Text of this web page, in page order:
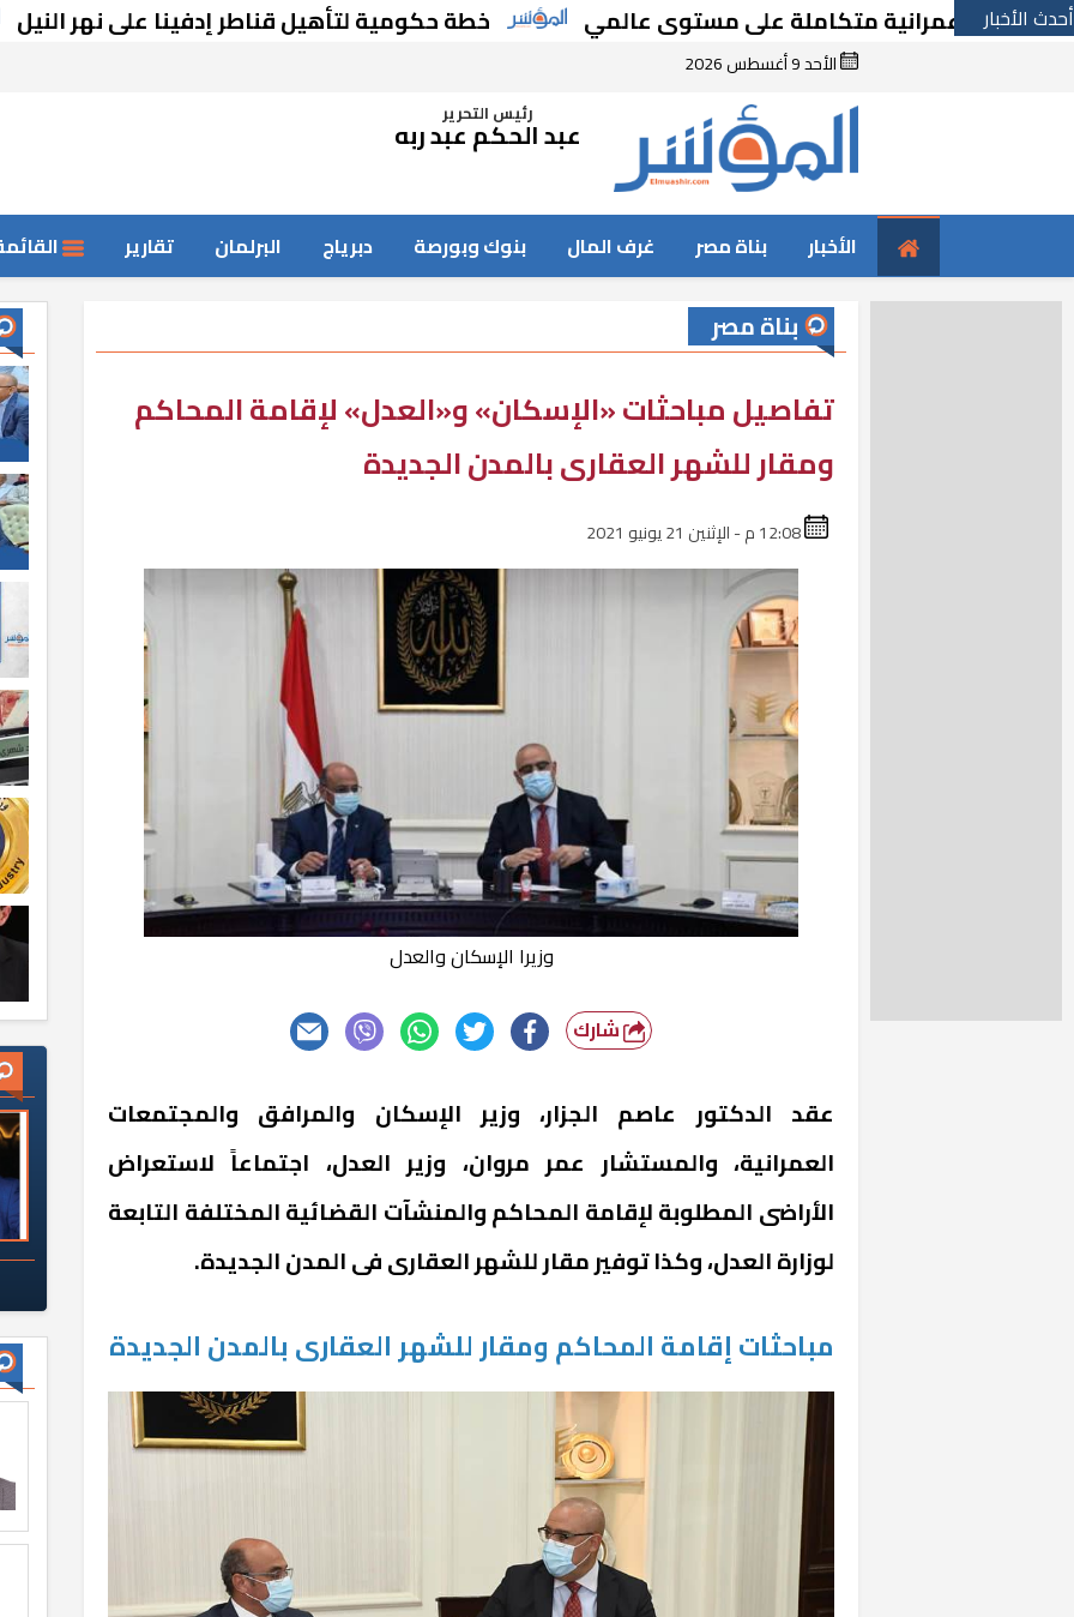
أحدث الأخبار
عمرانية متكاملة على مستوى عالمي خطة حكومية لتأهيل قناطر إدفينا على نهر النيل
الأحد 9 أغسطس 2026
رئيس التحرير
عبد الحكم عبد ربه
الأخبار بناة مصر غرف المال بنوك وبورصة دبرياج البرلمان تقارير
بناة مصر
تفاصيل مباحثات «الإسكان» و«العدل» لإقامة المحاكم
ومقار للشهر العقارى بالمدن الجديدة
وزيرا الإسكان والعدل
شارك
عقد الدكتور عاصم الجزار، وزير الإسكان والمرافق والمجتمعات
العمرانية، والمستشار عمر مروان، وزير العدل، اجتماعاً لاستعراض
الأراضى المطلوبة لإقامة المحاكم والمنشآت القضائية المختلفة التابعة
لوزارة العدل، وكذا توفير مقار للشهر العقارى فى المدن الجديدة.
مباحثات إقامة المحاكم ومقار للشهر العقارى بالمدن الجديدة